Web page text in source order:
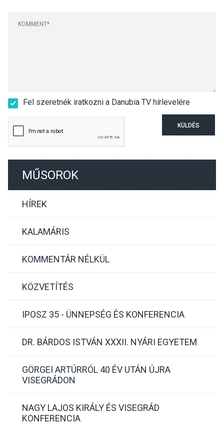
Fel szeretnék iratkozni a Danubia TV hírlevelére
KÜLDÉS
MŰSOROK
HÍREK
KALAMÁRIS
KOMMENTÁR NÉLKÜL
KÖZVETÍTÉS
IPOSZ 35 - ÜNNEPSÉG ÉS KONFERENCIA
DR. BÁRDOS ISTVÁN XXXII. NYÁRI EGYETEM
GÖRGEI ARTÚRRÓL 40 ÉV UTÁN ÚJRA
VISEGRÁDON
NAGY LAJOS KIRÁLY ÉS VISEGRÁD
KONFERENCIA